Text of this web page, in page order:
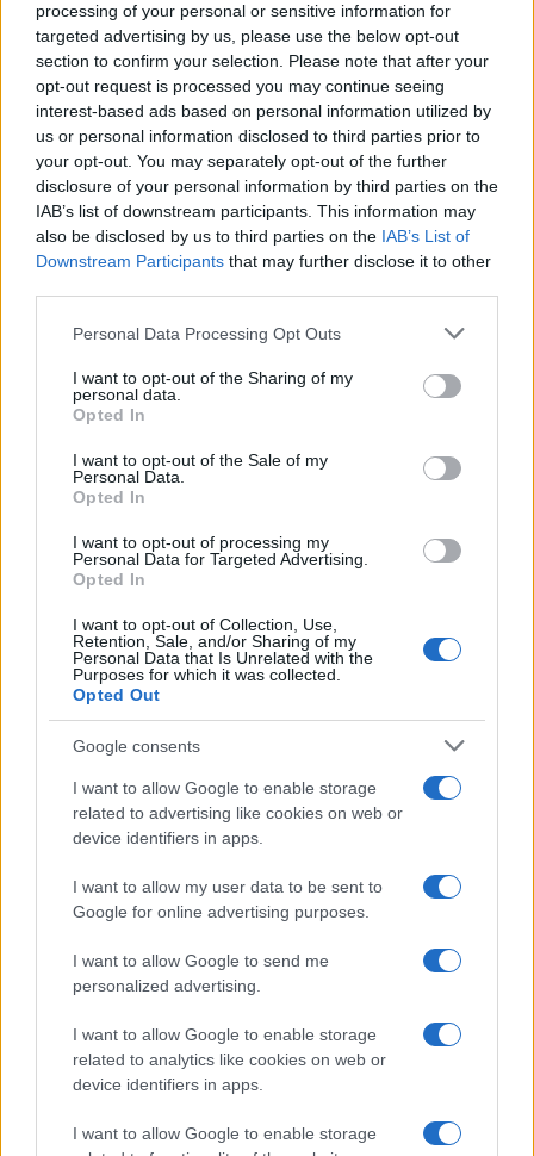
processing of your personal or sensitive information for
targeted advertising by us, please use the below opt-out
section to confirm your selection. Please note that after your
opt-out request is processed you may continue seeing
interest-based ads based on personal information utilized by
us or personal information disclosed to third parties prior to
your opt-out. You may separately opt-out of the further
disclosure of your personal information by third parties on the
IAB’s list of downstream participants. This information may
also be disclosed by us to third parties on the IAB’s List of
Downstream Participants that may further disclose it to other
Please note that this website/app uses one or more Google
not limited to your visit or usage behaviour. You may click to
grant or deny consent to Google and its third-party tags to
use your data for below specified purposes in below Google
consent section.
Personal Data Processing Opt Outs
I want to opt-out of the Sharing of my
personal data.
Opted In
I want to opt-out of the Sale of my
Personal Data.
Opted In
I want to opt-out of processing my
Personal Data for Targeted Advertising.
Opted In
I want to opt-out of Collection, Use,
Retention, Sale, and/or Sharing of my
Personal Data that Is Unrelated with the
Purposes for which it was collected.
Opted Out
Google consents
I want to allow Google to enable storage
related to advertising like cookies on web or
device identifiers in apps.
I want to allow my user data to be sent to
Google for online advertising purposes.
I want to allow Google to send me
personalized advertising.
I want to allow Google to enable storage
related to analytics like cookies on web or
device identifiers in apps.
I want to allow Google to enable storage
AUTORE
Staff
Continua a leggere
FUTURE
Disarmo di Hamas e ritiro da Gaza: le tensioni tra
Israele e Trump